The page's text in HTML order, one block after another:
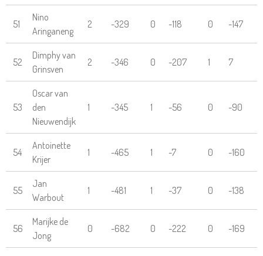
51
Nino
Aringaneng
2 -329 0 -118 0 -147
52
Dimphy van
Grinsven
2 -346 0 -207 1 7
53
Oscar van
den
Nieuwendijk
1 -345 1 -56 0 -90
54
Antoinette
Krijer
1 -465 1 -7 0 -160
55
Jan
Warbout
1 -481 1 -37 0 -138
56
Marijke de
Jong
0 -682 0 -222 0 -169